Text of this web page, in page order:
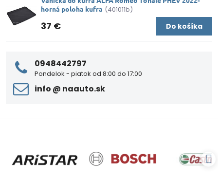
horná poloha kufra (401011b)
37 € Do košíka
0948442797
Pondelok - piatok od 8:00 do 17:00
info ​@ naauto​.sk